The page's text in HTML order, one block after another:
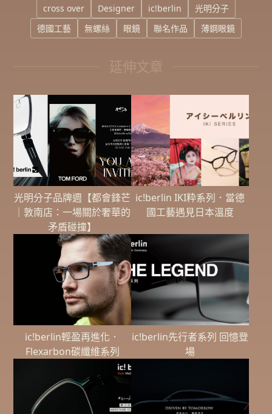
cross over Designer ic!berlin
光明分子
德國工藝
無螺絲 眼鏡 聯名作品 薄鋼眼鏡
延伸文章
光明分子品牌週【都會鋒芒
｜敦南店：一場關於奢華的
矛盾碰撞】
ic!berlin IKI粋系列．當德
國工藝遇見日本溫度
ic!berlin輕盈再進化．
Flexarbon碳纖維系列
ic!berlin先行者系列 回憶登
場